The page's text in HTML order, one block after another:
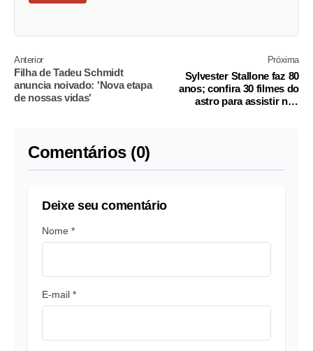
Anterior
Filha de Tadeu Schmidt
anuncia noivado: 'Nova etapa
de nossas vidas'
Próxima
Sylvester Stallone faz 80
anos; confira 30 filmes do
astro para assistir nos
Comentários (0)
Deixe seu comentário
Nome *
E-mail *